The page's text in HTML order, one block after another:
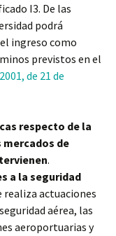
I3. De las
podrá
ingreso como
previstos en el
de 21 de
respecto de la
mercados de
.
a la seguridad
realiza actuaciones
aérea, las
aeroportuarias y